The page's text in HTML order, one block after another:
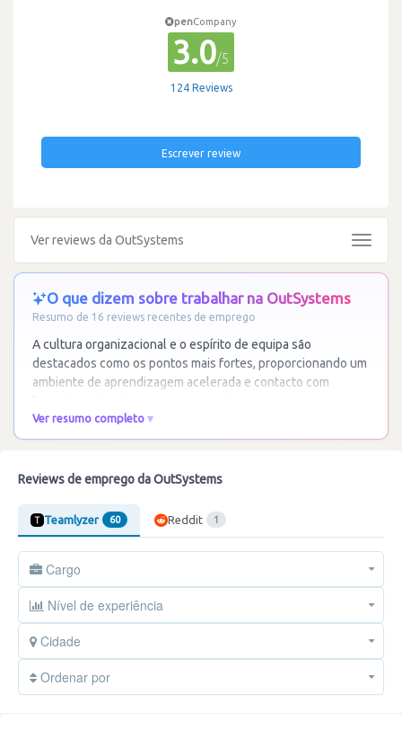
penCompany
3.0/5
124 Reviews
Escrever review
Ver reviews da OutSystems
Toggle
O que dizem sobre trabalhar na OutSystems
Resumo de 16 reviews recentes de emprego
A cultura organizacional e o espírito de equipa são
destacados como os pontos mais fortes, proporcionando um
ambiente de aprendizagem acelerada e contacto com
tecnologia desafiante. A empresa é vista como uma
mais
Ver resumo completo
Reviews de emprego da OutSystems
Teamlyzer 60 Reddit 1
Cargo
Nível de experiência
Cidade
Ordenar por